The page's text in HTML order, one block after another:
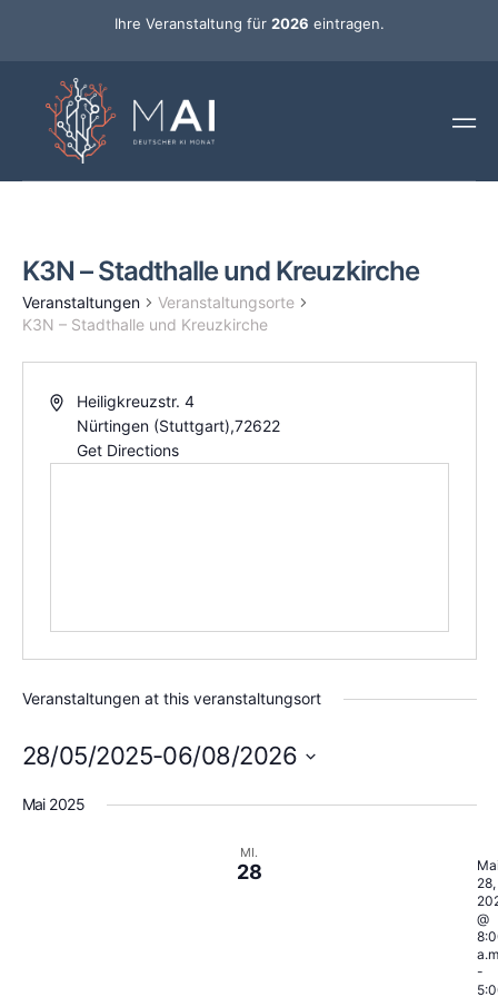
Ihre Veranstaltung für 2026 eintragen.
K3N – Stadthalle und Kreuzkirche
Veranstaltungen
Veranstaltungsorte
K3N – Stadthalle und Kreuzkirche
Heiligkreuzstr. 4
Nürtingen (Stuttgart),72622
Get Directions
Veranstaltungen at this veranstaltungsort
28/05/2025-06/08/2026
wählen.
Mai 2025
MI.
28
28,
@
-